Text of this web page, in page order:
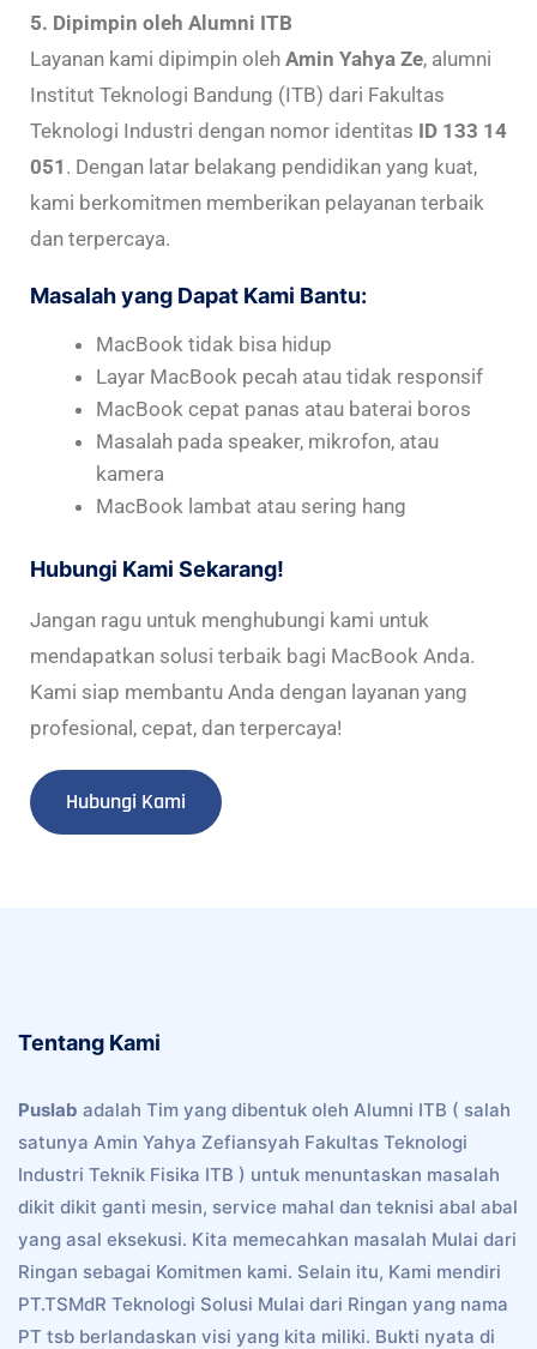
5. Dipimpin oleh Alumni ITB
Layanan kami dipimpin oleh Amin Yahya Ze, alumni
Institut Teknologi Bandung (ITB) dari Fakultas
Teknologi Industri dengan nomor identitas ID 133 14
051 . Dengan latar belakang pendidikan yang kuat,
kami berkomitmen memberikan pelayanan terbaik
dan terpercaya.
Masalah yang Dapat Kami Bantu:
MacBook tidak bisa hidup
Layar MacBook pecah atau tidak responsif
MacBook cepat panas atau baterai boros
Masalah pada speaker, mikrofon, atau
kamera
MacBook lambat atau sering hang
Hubungi Kami Sekarang!
Jangan ragu untuk menghubungi kami untuk
mendapatkan solusi terbaik bagi MacBook Anda.
Kami siap membantu Anda dengan layanan yang
profesional, cepat, dan terpercaya!
Hubungi Kami
Tentang Kami
Puslab adalah Tim yang dibentuk oleh Alumni ITB ( salah
satunya Amin Yahya Zefiansyah Fakultas Teknologi
Industri Teknik Fisika ITB ) untuk menuntaskan masalah
dikit dikit ganti mesin, service mahal dan teknisi abal abal
yang asal eksekusi. Kita memecahkan masalah Mulai dari
Ringan sebagai Komitmen kami. Selain itu, Kami mendiri
PT.TSMdR Teknologi Solusi Mulai dari Ringan yang nama
PT tsb berlandaskan visi yang kita miliki. Bukti nyata di